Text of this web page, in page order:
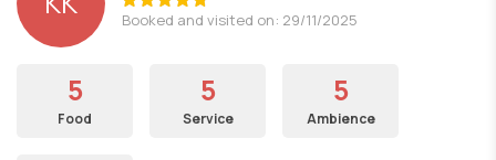
Booked and visited on: 29/11/2025
5
Food
5
Service
5
Ambience